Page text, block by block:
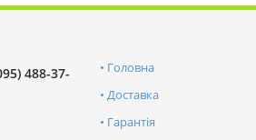
488-37-
Головна
Доставка
Гарантія